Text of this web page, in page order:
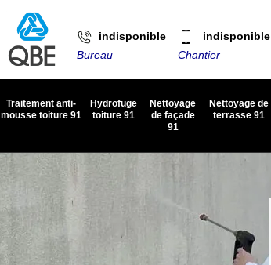
indisponible
Bureau
indisponible
Chantier
Traitement anti-
mousse toiture 91
Hydrofuge
toiture 91
Nettoyage
de façade
91
Nettoyage de
terrasse 91